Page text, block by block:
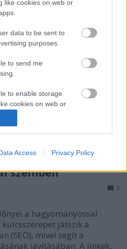
like cookies on web or
data to be sent to
purposes.
to send me
to enable storage
cookies on web or
to enable storage
to enable storage
prevention, and other
Access Privacy Policy
előnyei a
szemben
0
a hagyományossal
játszik a
(SEO), mivel segít a
javításában. A linkek,